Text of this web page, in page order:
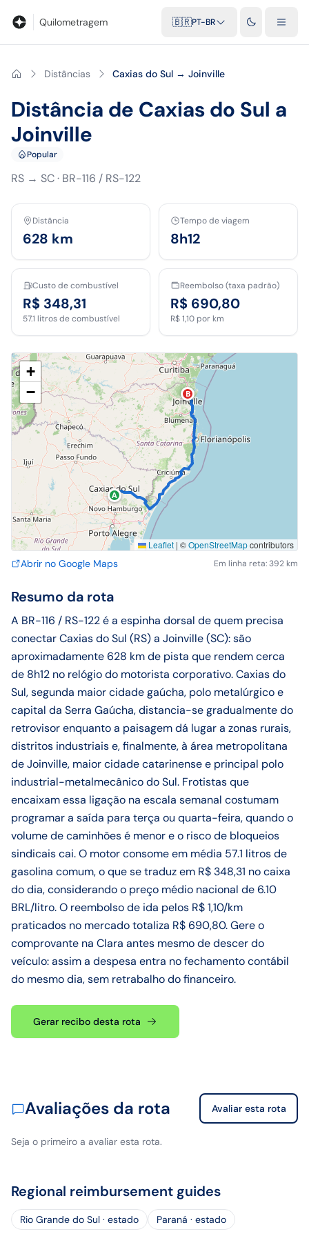
Quilometragem 🇧🇷PT-BR
Distâncias Caxias do Sul → Joinville
Distância de Caxias do Sul a
Joinville
Popular
RS → SC· BR-116 / RS-122
Distância
628 km
Tempo de viagem
8h12
Custo de combustível
R$ 348,31
57.1 litros de combustível
Reembolso (taxa padrão)
R$ 690,80
R$ 1,10 por km
A
B
+
−
Leaflet | ©OpenStreetMapcontributors
Abrir no Google Maps Em linha reta: 392 km
Resumo da rota
A BR-116 / RS-122 é a espinha dorsal de quem precisa
conectar Caxias do Sul (RS) a Joinville (SC): são
aproximadamente 628 km de pista que rendem cerca
de 8h12 no relógio do motorista corporativo. Caxias do
Sul, segunda maior cidade gaúcha, polo metalúrgico e
capital da Serra Gaúcha, distancia-se gradualmente do
retrovisor enquanto a paisagem dá lugar a zonas rurais,
distritos industriais e, finalmente, à área metropolitana
de Joinville, maior cidade catarinense e principal polo
industrial-metalmecânico do Sul. Frotistas que
encaixam essa ligação na escala semanal costumam
programar a saída para terça ou quarta-feira, quando o
volume de caminhões é menor e o risco de bloqueios
sindicais cai. O motor consome em média 57.1 litros de
gasolina comum, o que se traduz em R$ 348,31 no caixa
do dia, considerando o preço médio nacional de 6.10
BRL/litro. O reembolso de ida pelos R$ 1,10/km
praticados no mercado totaliza R$ 690,80. Gere o
comprovante na Clara antes mesmo de descer do
veículo: assim a despesa entra no fechamento contábil
do mesmo dia, sem retrabalho do financeiro.
Gerar recibo desta rota
Avaliações da rota Avaliar esta rota
Seja o primeiro a avaliar esta rota.
Regional reimbursement guides
Rio Grande do Sul · estado Paraná · estado